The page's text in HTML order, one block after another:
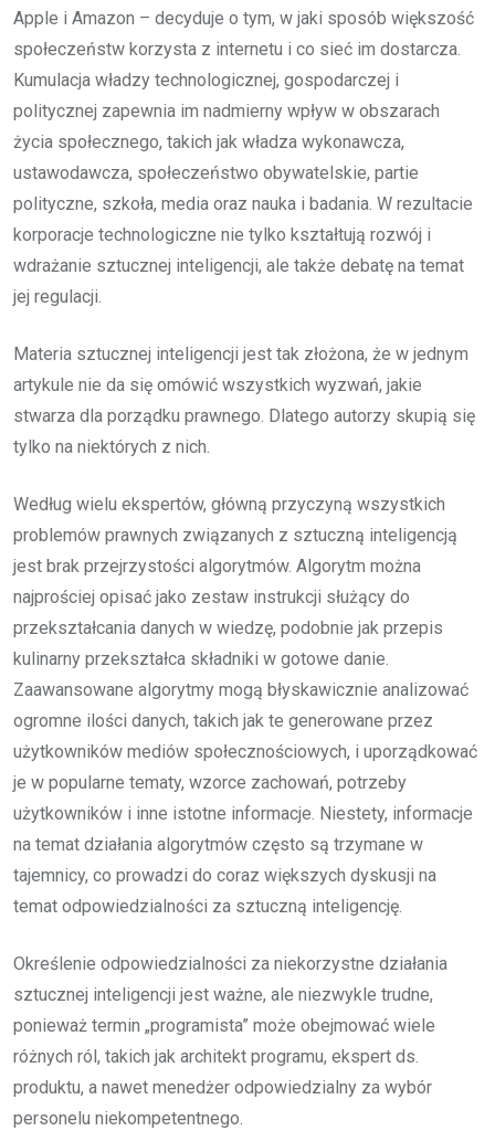
Apple i Amazon – decyduje o tym, w jaki sposób większość
społeczeństw korzysta z internetu i co sieć im dostarcza.
Kumulacja władzy technologicznej, gospodarczej i
politycznej zapewnia im nadmierny wpływ w obszarach
życia społecznego, takich jak władza wykonawcza,
ustawodawcza, społeczeństwo obywatelskie, partie
polityczne, szkoła, media oraz nauka i badania. W rezultacie
korporacje technologiczne nie tylko kształtują rozwój i
wdrażanie sztucznej inteligencji, ale także debatę na temat
jej regulacji.
Materia sztucznej inteligencji jest tak złożona, że w jednym
artykule nie da się omówić wszystkich wyzwań, jakie
stwarza dla porządku prawnego. Dlatego autorzy skupią się
tylko na niektórych z nich.
Według wielu ekspertów, główną przyczyną wszystkich
problemów prawnych związanych z sztuczną inteligencją
jest brak przejrzystości algorytmów. Algorytm można
najprościej opisać jako zestaw instrukcji służący do
przekształcania danych w wiedzę, podobnie jak przepis
kulinarny przekształca składniki w gotowe danie.
Zaawansowane algorytmy mogą błyskawicznie analizować
ogromne ilości danych, takich jak te generowane przez
użytkowników mediów społecznościowych, i uporządkować
je w popularne tematy, wzorce zachowań, potrzeby
użytkowników i inne istotne informacje. Niestety, informacje
na temat działania algorytmów często są trzymane w
tajemnicy, co prowadzi do coraz większych dyskusji na
temat odpowiedzialności za sztuczną inteligencję.
Określenie odpowiedzialności za niekorzystne działania
sztucznej inteligencji jest ważne, ale niezwykle trudne,
ponieważ termin „programista” może obejmować wiele
różnych ról, takich jak architekt programu, ekspert ds.
produktu, a nawet menedżer odpowiedzialny za wybór
personelu niekompetentnego.